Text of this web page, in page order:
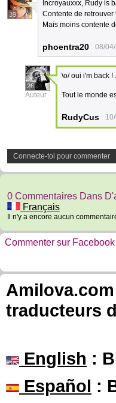
39
Incroyauxxx, Rudy is
Contente de retrouver
Mais moins contente
phoentra20 08/
26
Auteur
\o/ oui i'm back !
Tout le monde
RudyCus
Connecte-toi pour commenter
0 Commentaires Dans
Français
Il n'y a encore aucun
Commenter sur Facebook
traducteurs
English :
Español :